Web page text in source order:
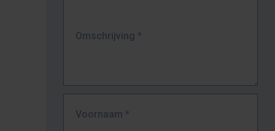
Omschrijving *
Voornaam *